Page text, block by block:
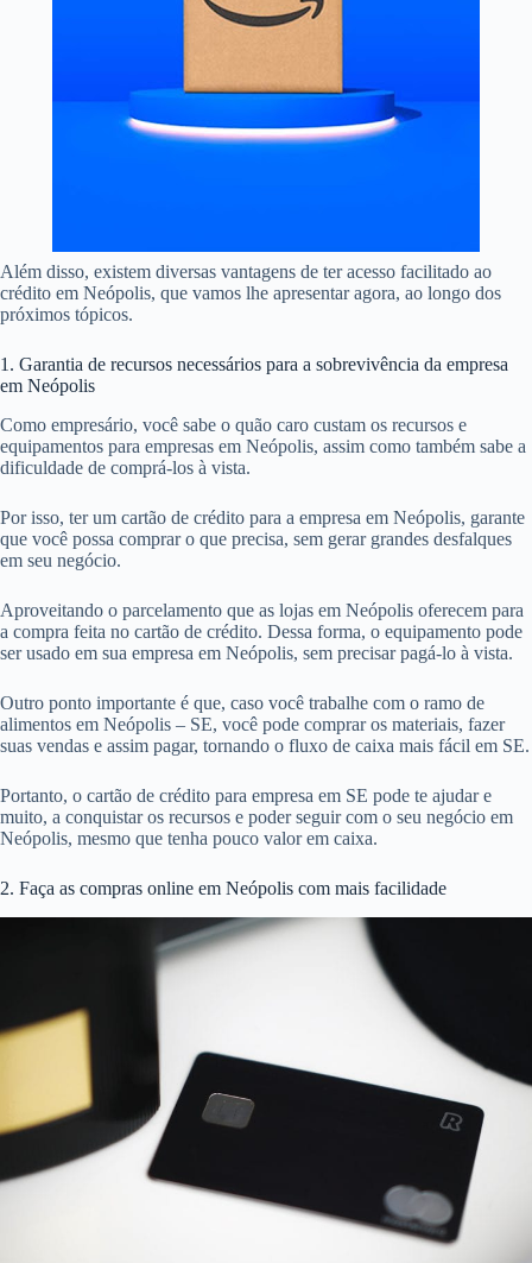
Além disso, existem diversas vantagens de ter acesso facilitado ao
crédito em Neópolis, que vamos lhe apresentar agora, ao longo dos
próximos tópicos.
1. Garantia de recursos necessários para a sobrevivência da empresa
em Neópolis
Como empresário, você sabe o quão caro custam os recursos e
equipamentos para empresas em Neópolis, assim como também sabe a
dificuldade de comprá-los à vista.
Por isso, ter um cartão de crédito para a empresa em Neópolis, garante
que você possa comprar o que precisa, sem gerar grandes desfalques
em seu negócio.
Aproveitando o parcelamento que as lojas em Neópolis oferecem para
a compra feita no cartão de crédito. Dessa forma, o equipamento pode
ser usado em sua empresa em Neópolis, sem precisar pagá-lo à vista.
Outro ponto importante é que, caso você trabalhe com o ramo de
alimentos em Neópolis – SE, você pode comprar os materiais, fazer
suas vendas e assim pagar, tornando o fluxo de caixa mais fácil em SE.
Portanto, o cartão de crédito para empresa em SE pode te ajudar e
muito, a conquistar os recursos e poder seguir com o seu negócio em
Neópolis, mesmo que tenha pouco valor em caixa.
2. Faça as compras online em Neópolis com mais facilidade